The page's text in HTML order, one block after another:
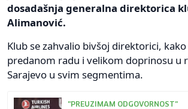
dosadašnja generalna direktorica
Alimanović.
Klub se zahvalio bivšoj direktorici,
predanom radu i velikom doprinosu u
Sarajevo u svim segmentima.
"PREUZIMAM ODGOVORNOST"